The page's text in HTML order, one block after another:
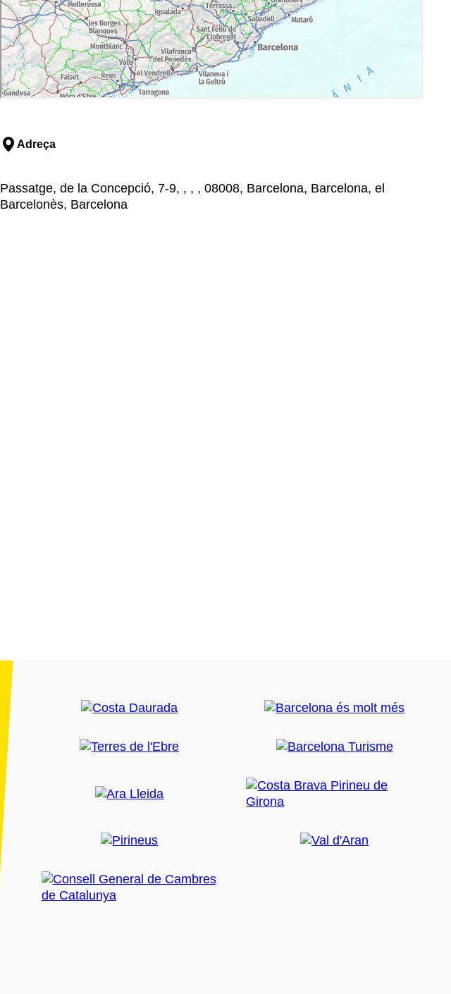
Adreça
Passatge, de la Concepció, 7-9, , , , 08008, Barcelona, Barcelona, el
Barcelonès, Barcelona